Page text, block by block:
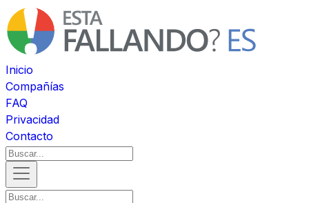
Inicio
Compañías
FAQ
Privacidad
Contacto